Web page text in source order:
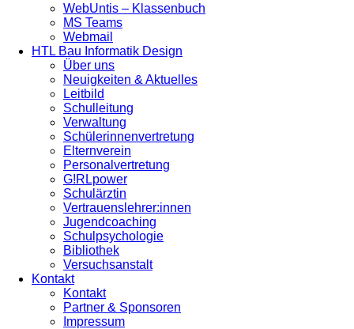
WebUntis – Klassenbuch
MS Teams
Webmail
HTL Bau Informatik Design
Über uns
Neuigkeiten & Aktuelles
Leitbild
Schulleitung
Verwaltung
Schülerinnenvertretung
Elternverein
Personalvertretung
G!RLpower
Schulärztin
Vertrauenslehrer:innen
Jugendcoaching
Schulpsychologie
Bibliothek
Versuchsanstalt
Kontakt
Kontakt
Partner & Sponsoren
Impressum